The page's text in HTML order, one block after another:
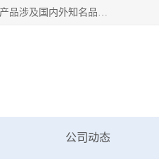
专业配送水暖器材、光源灯具、五金交电等维修物资，飞利浦，佛山照明，世达，博世，九牧，特陶等各产品涉及国内外知名品牌。公司专注与物业、学校、酒店、工厂等单位合作，提供一站式配送服务，降低客户综合成本。依托电子商务改变传统模式，以专业的团队为客户提供24H物资配送到达，货到月结、统一开票，便捷退换等服务，提高了企业的运营效率。
公司动态